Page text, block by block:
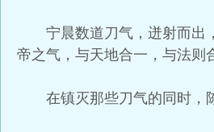
宁晨数道刀气，迸射而出
帝之气，与天地合一，与法则
在镇灭那些刀气的同时，